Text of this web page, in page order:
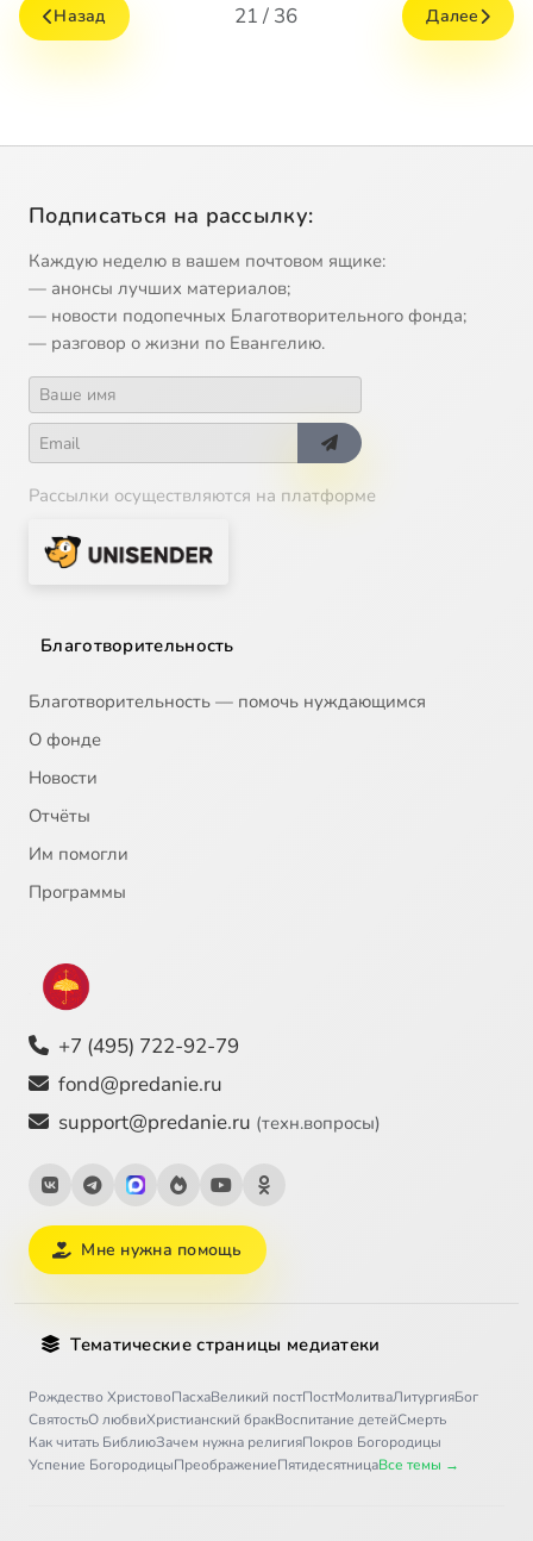
Назад 21 / 36 Далее
Подписаться на рассылку:
Каждую неделю в вашем почтовом ящике:
— анонсы лучших материалов;
— новости подопечных Благотворительного фонда;
— разговор о жизни по Евангелию.
Рассылки осуществляются на платформе
Благотворительность
Благотворительность — помочь нуждающимся
О фонде
Новости
Отчёты
Им помогли
Программы
+7 (495) 722-92-79
fond@predanie.ru
support@predanie.ru (техн.вопросы)
Мне нужна помощь
Тематические страницы медиатеки
Рождество ХристовоПасхаВеликий постПостМолитваЛитургияБог
СвятостьО любвиХристианский бракВоспитание детейСмерть
Как читать БиблиюЗачем нужна религияПокров Богородицы
Успение БогородицыПреображениеПятидесятницаВсе темы →